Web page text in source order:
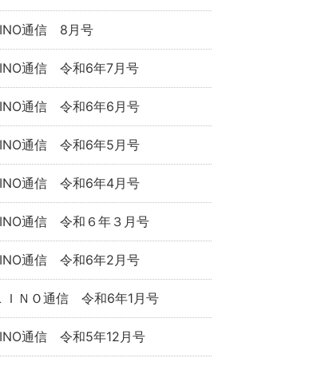
通信 8月号
通信 令和6年7月号
通信 令和6年6月号
通信 令和6年5月号
通信 令和6年4月号
通信 令和６年３月号
通信 令和6年2月号
ＩＮＯ通信 令和6年1月号
通信 令和5年12月号